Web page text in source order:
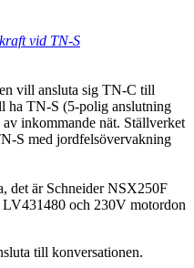
vid TN-S
vill ansluta sig TN-C till
ha TN-S (5-polig anslutning
inkommande nät. Ställverket
S med jordfelsövervakning
det är Schneider NSX250F
och 230V motordon
till konversationen.